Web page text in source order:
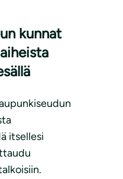
kunnat
itsellesi